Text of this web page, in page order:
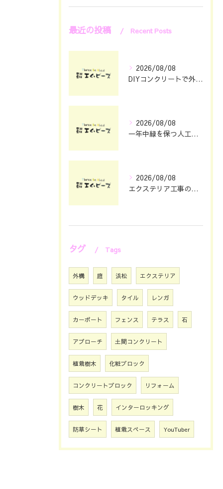
最近の投稿 Recent Posts
2026/08/08
DIYコンクリートで外構をおしゃれに仕上げる具体的なポイント集
2026/08/08
一年中緑を保つ人工芝の魅力と選び方
2026/08/08
エクステリア工事の理想を静岡県浜松市で叶える費用とデザインのポイント
タグ Tags
外構 庭 浜松 エクステリア
ウッドデッキ タイル レンガ
カーポート フェンス テラス 石
アプローチ 土間コンクリート
植栽樹木 化粧ブロック
コンクリートブロック リフォーム
樹木 花 インターロッキング
防草シート 植栽スペース YouTuber